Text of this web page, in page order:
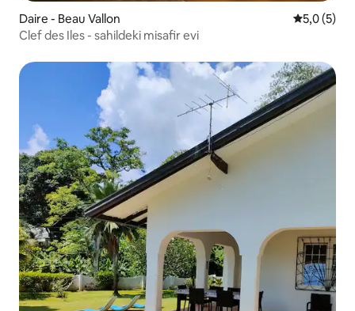
Daire - Beau Vallon 55,0 (5)
Clef des Iles - sahildeki misafir evi